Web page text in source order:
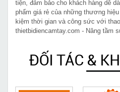
tiện, đảm bảo cho khách hàng dễ
phẩm giá rẻ của những thương
kiệm thời gian và công sức với
thietbidiencamtay.com - Nâng tầm
ĐỐI TÁC &